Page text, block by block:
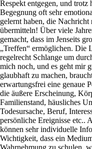
Respekt entgegen, und
Begegnung oft sehr
gelernt haben, die
übermitteln! Über viele
gemacht, dass im Jenseits
„Treffen“ ermöglichen. Die
regelrecht Schlange um
mich noch, und es geht mir
glaubhaft zu machen,
erwartungsfrei eine genaue
die äußere Erscheinung,
Familienstand, häusliches
Todesursache, Beruf,
persönliche Ereignisse etc..
können sehr individuelle
Wichtigkeit, dass ein
Wahrnehmung zu schulen,